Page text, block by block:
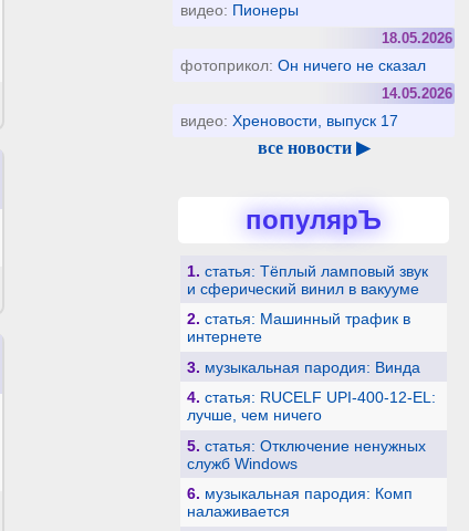
видео: Пионеры
18.05.2026
фотоприкол:Он ничего не сказал
14.05.2026
видео:Хреновости, выпуск 17
все новости ▶
популярЪ
1. статья: Тёплый ламповый звук
и сферический винил в вакууме
2. статья: Машинный трафик в
интернете
3. музыкальная пародия: Винда
4. статья: RUCELF UPI-400-12-EL:
лучше, чем ничего
5. статья: Отключение ненужных
служб Windows
6. музыкальная пародия: Комп
налаживается